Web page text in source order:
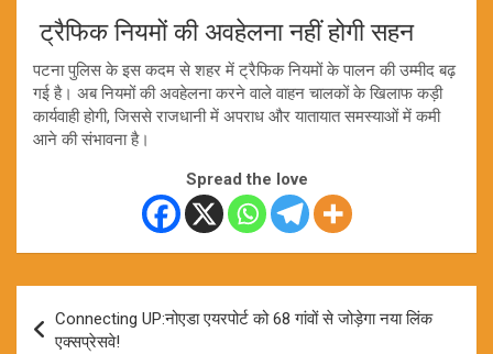
ट्रैफिक नियमों की अवहेलना नहीं होगी सहन
पटना पुलिस के इस कदम से शहर में ट्रैफिक नियमों के पालन की उम्मीद बढ़
गई है। अब नियमों की अवहेलना करने वाले वाहन चालकों के खिलाफ कड़ी
कार्यवाही होगी, जिससे राजधानी में अपराध और यातायात समस्याओं में कमी
आने की संभावना है।
Spread the love
navigation
Connecting UP:नोएडा एयरपोर्ट को 68 गांवों से जोड़ेगा नया लिंक
एक्सप्रेसवे!